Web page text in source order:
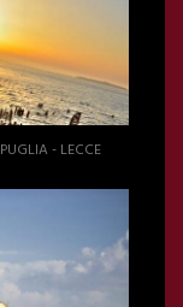
PUGLIA - LECCE